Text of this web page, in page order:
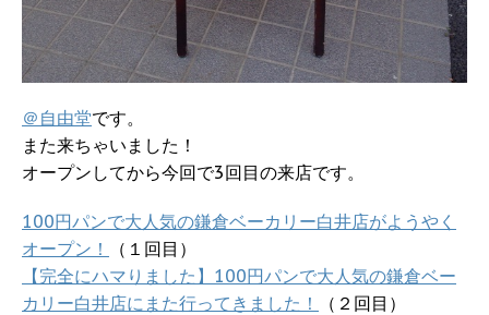
＠自由堂です。
また来ちゃいました！
オープンしてから今回で3回目の来店です。
100円パンで大人気の鎌倉ベーカリー白井店がようやく
オープン！
（１回目）
【完全にハマりました】100円パンで大人気の鎌倉ベー
カリー白井店にまた行ってきました！
（２回目）